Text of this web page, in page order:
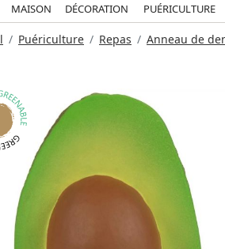
MAISON DÉCORATION PUÉRICULTURE
Puériculture Repas Anneau de